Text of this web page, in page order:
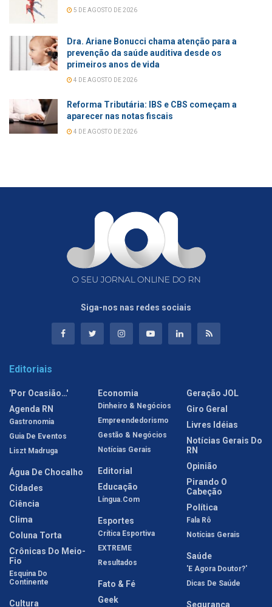
5 DE AGOSTO DE 2026
Dra. Ariane Bonucci chama atenção para a
prevenção da saúde auditiva desde os
primeiros anos de vida
4 DE AGOSTO DE 2026
Reforma Tributária: IBS e CBS começam a
aparecer nas notas fiscais
4 DE AGOSTO DE 2026
Siga-nos nas redes sociais
Editoriais
'Por Ocasião…'
Agenda RN
Gastronomia
Guia De Eventos
Liszt Madruga
Água De Chocalho
Cidades
Ciência
Clima
Coluna Torta
Crônicas Do Meio-
Fio
Esquina Do
Continente
Cultura
Economia
Dinheiro & Negócios
Empreendedorismo
Gestão & Negócios
Notícias Gerais
Editorial
Educação
Língua.com
Esportes
Crítica Esportiva
EXTREME
Resultados
Fato & Fé
Geek
Geração JOL
Giro Geral
Livres Idéias
Notícias Gerais Do
RN
Opinião
Pirando O
Cabeção
Política
Fala Rô
Notícias Gerais
Saúde
'E Agora Doutor?'
Dicas De Saúde
Segurança